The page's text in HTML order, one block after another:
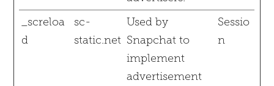
_screloa
d
sc-
static.net
Used by
Snapchat to
implement
advertisement
Sessio
n